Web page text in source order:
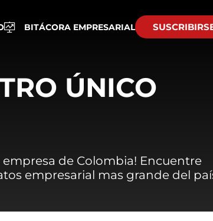
BITÁCORA EMPRESARIAL
ÚNICO
de Colombia! Encuentre
empresarial mas grande del